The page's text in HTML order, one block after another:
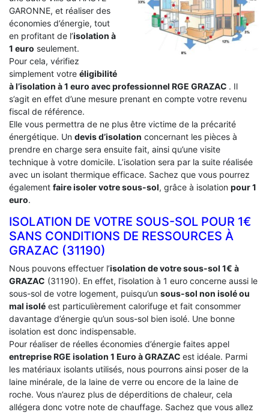
GARONNE, et réaliser des
économies d’énergie, tout
en profitant de l’isolation à
1 euro seulement.
Pour cela, vérifiez
simplement votre éligibilité
à l’isolation à 1 euro avec professionnel RGE GRAZAC . Il
s’agit en effet d’une mesure prenant en compte votre revenu
fiscal de référence.
Elle vous permettra de ne plus être victime de la précarité
énergétique. Un devis d’isolation concernant les pièces à
prendre en charge sera ensuite fait, ainsi qu’une visite
technique à votre domicile. L’isolation sera par la suite réalisée
avec un isolant thermique efficace. Sachez que vous pourrez
également faire isoler votre sous-sol, grâce à isolation pour 1
euro.
ISOLATION DE VOTRE SOUS-SOL POUR 1€
SANS CONDITIONS DE RESSOURCES À
‎GRAZAC (31190)
Nous pouvons effectuer l’isolation de votre sous-sol 1€ à
GRAZAC (31190). En effet, l’isolation à 1 euro concerne aussi le
sous-sol de votre logement, puisqu’un sous-sol non isolé ou
mal isolé est particulièrement calorifuge et fait consommer
davantage d’énergie qu’un sous-sol bien isolé. Une bonne
isolation est donc indispensable.
Pour réaliser de réelles économies d’énergie faites appel
entreprise RGE isolation 1 Euro à GRAZAC est idéale. Parmi
les matériaux isolants utilisés, nous pourrons ainsi poser de la
laine minérale, de la laine de verre ou encore de la laine de
roche. Vous n’aurez plus de déperditions de chaleur, cela
allégera donc votre note de chauffage. Sachez que vous allez